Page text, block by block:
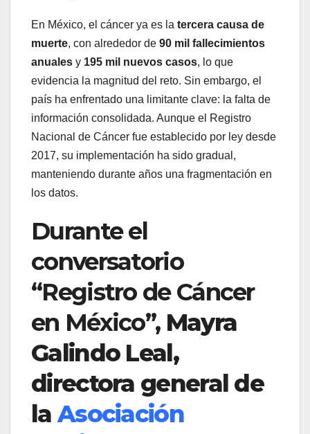
En México, el cáncer ya es la tercera causa de
muerte, con alrededor de 90 mil fallecimientos
anuales y 195 mil nuevos casos, lo que
evidencia la magnitud del reto. Sin embargo, el
país ha enfrentado una limitante clave: la falta de
información consolidada. Aunque el Registro
Nacional de Cáncer fue establecido por ley desde
2017, su implementación ha sido gradual,
manteniendo durante años una fragmentación en
los datos.
Durante el
conversatorio
“Registro de Cáncer
en México”, Mayra
Galindo Leal,
directora general de
laAsociación